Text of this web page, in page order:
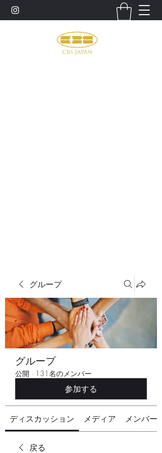
グループ
グループ
公開 · 131名のメンバー
参加する
ディスカッション メディア メンバー
戻る